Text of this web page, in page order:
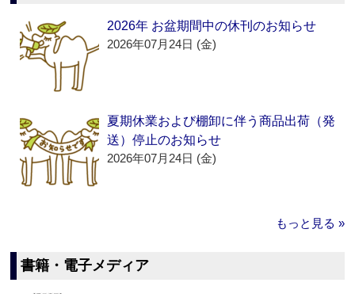
2026年 お盆期間中の休刊のお知らせ
2026年07月24日 (金)
夏期休業および棚卸に伴う商品出荷（発
送）停止のお知らせ
2026年07月24日 (金)
もっと見る »
書籍・電子メディア